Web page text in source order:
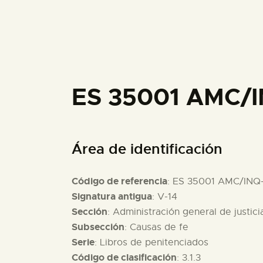
ES 35001 AMC/
Área de identificación
Código de referencia: ES 35001 AMC/
Signatura antigua: V-14
Sección: Administración general de
Subsección: Causas de fe
Serie: Libros de penitenciados
Código de clasificación: 3.1.3